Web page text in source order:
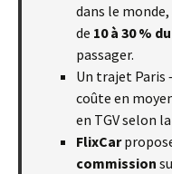
dans le
de 10 à 30 %
passager.
Un trajet Paris
coûte en
en TGV selon
FlixCar
commission